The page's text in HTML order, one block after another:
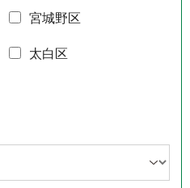
宮城野区
太白区